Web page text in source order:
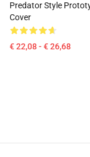
Predator Style
Cover
€ 22,08 - € 26,68